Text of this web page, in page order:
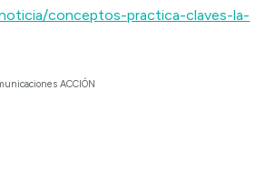
conceptos-practica-claves-la-
ACCIÓN